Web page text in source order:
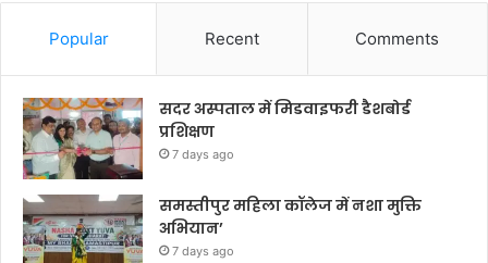
Popular Recent Comments
सदर अस्पताल में मिडवाइफरी डैशबोर्ड
प्रशिक्षण
7 days ago
समस्तीपुर महिला कॉलेज में नशा मुक्ति
अभियान’
7 days ago